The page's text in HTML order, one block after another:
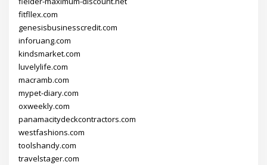
fitfllex.com
genesisbusinesscredit.com
inforuang.com
kindsmarket.com
luvelylife.com
macramb.com
mypet-diary.com
oxweekly.com
panamacitydeckcontractors.com
westfashions.com
toolshandy.com
travelstager.com